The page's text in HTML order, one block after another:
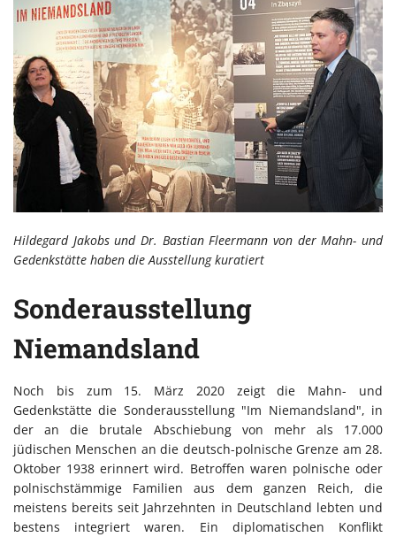
Hildegard Jakobs und Dr. Bastian Fleermann von der Mahn- und
Gedenkstätte haben die Ausstellung kuratiert
Sonderausstellung
Niemandsland
Noch bis zum 15. März 2020 zeigt die Mahn- und
Gedenkstätte die Sonderausstellung "Im Niemandsland", in
der an die brutale Abschiebung von mehr als 17.000
jüdischen Menschen an die deutsch-polnische Grenze am 28.
Oktober 1938 erinnert wird. Betroffen waren polnische oder
polnischstämmige Familien aus dem ganzen Reich, die
meistens bereits seit Jahrzehnten in Deutschland lebten und
bestens integriert waren. Ein diplomatischen Konflikt